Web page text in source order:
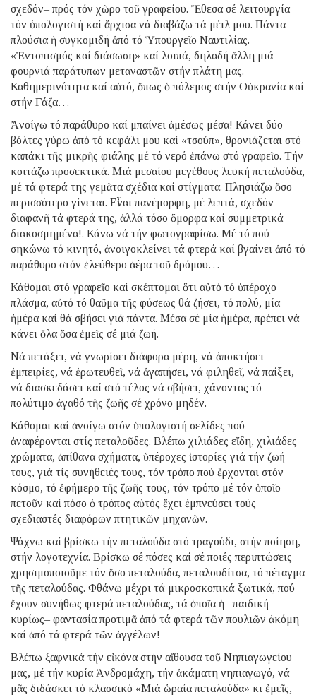
σχεδόν– πρός τόν χῶρο τοῦ γραφείου. Ἔθεσα σέ λειτουργία
τόν ὑπολογιστή καί ἄρχισα νά διαβάζω τά μέιλ μου. Πάντα
πλούσια ἡ συγκομιδή ἀπό τό Ὑπουργεῖο Ναυτιλίας.
«Ἐντοπισμός καί διάσωση» καί λοιπά, δηλαδή ἄλλη μιά
φουρνιά παράτυπων μεταναστῶν στήν πλάτη μας.
Καθημερινότητα καί αὐτό, ὅπως ὁ πόλεμος στήν Οὐκρανία καί
στήν Γάζα…
Ἀνοίγω τό παράθυρο καί μπαίνει ἀμέσως μέσα! Κάνει δύο
βόλτες γύρω ἀπό τό κεφάλι μου καί «τσούπ», θρονιάζεται στό
καπάκι τῆς μικρῆς φιάλης μέ τό νερό ἐπάνω στό γραφεῖο. Τήν
κοιτάζω προσεκτικά. Μιά μεσαίου μεγέθους λευκή πεταλούδα,
μέ τά φτερά της γεμᾶτα σχέδια καί στίγματα. Πλησιάζω ὅσο
περισσότερο γίνεται. Εἶναι πανέμορφη, μέ λεπτά, σχεδόν
διαφανῆ τά φτερά της, ἀλλά τόσο ὄμορφα καί συμμετρικά
διακοσμημένα!. Κάνω νά τήν φωτογραφίσω. Μέ τό πού
σηκώνω τό κινητό, ἀνοιγοκλείνει τά φτερά καί βγαίνει ἀπό τό
παράθυρο στόν ἐλεύθερο ἀέρα τοῦ δρόμου…
Κάθομαι στό γραφεῖο καί σκέπτομαι ὅτι αὐτό τό ὑπέροχο
πλάσμα, αὐτό τό θαῦμα τῆς φύσεως θά ζήσει, τό πολύ, μία
ἡμέρα καί θά σβήσει γιά πάντα. Μέσα σέ μία ἡμέρα, πρέπει νά
κάνει ὅλα ὅσα ἐμεῖς σέ μιά ζωή.
Νά πετάξει, νά γνωρίσει διάφορα μέρη, νά ἀποκτήσει
ἐμπειρίες, νά ἐρωτευθεῖ, νά ἀγαπήσει, νά φιληθεῖ, νά παίξει,
νά διασκεδάσει καί στό τέλος νά σβήσει, χάνοντας τό
πολύτιμο ἀγαθό τῆς ζωῆς σέ χρόνο μηδέν.
Κάθομαι καί ἀνοίγω στόν ὑπολογιστή σελίδες πού
ἀναφέρονται στίς πεταλοῦδες. Βλέπω χιλιάδες εἴδη, χιλιάδες
χρώματα, ἀπίθανα σχήματα, ὑπέροχες ἱστορίες γιά τήν ζωή
τους, γιά τίς συνήθειές τους, τόν τρόπο πού ἔρχονται στόν
κόσμο, τό ἐφήμερο τῆς ζωῆς τους, τόν τρόπο μέ τόν ὁποῖο
πετοῦν καί πόσο ὁ τρόπος αὐτός ἔχει ἐμπνεύσει τούς
σχεδιαστές διαφόρων πτητικῶν μηχανῶν.
Ψάχνω καί βρίσκω τήν πεταλούδα στό τραγούδι, στήν ποίηση,
στήν λογοτεχνία. Βρίσκω σέ πόσες καί σέ ποιές περιπτώσεις
χρησιμοποιοῦμε τόν ὅσο πεταλούδα, πεταλουδίτσα, τό πέταγμα
τῆς πεταλούδας. Φθάνω μέχρι τά μικροσκοπικά ξωτικά, πού
ἔχουν συνήθως φτερά πεταλούδας, τά ὁποῖα ἡ –παιδική
κυρίως– φαντασία προτιμᾶ ἀπό τά φτερά τῶν πουλιῶν ἀκόμη
καί ἀπό τά φτερά τῶν ἀγγέλων!
Βλέπω ξαφνικά τήν εἰκόνα στήν αἴθουσα τοῦ Νηπιαγωγείου
μας, μέ τήν κυρία Ἀνδρομάχη, τήν ἀκάματη νηπιαγωγό, νά
μᾶς διδάσκει τό κλασσικό «Μιά ὡραία πεταλούδα» κι ἐμεῖς,